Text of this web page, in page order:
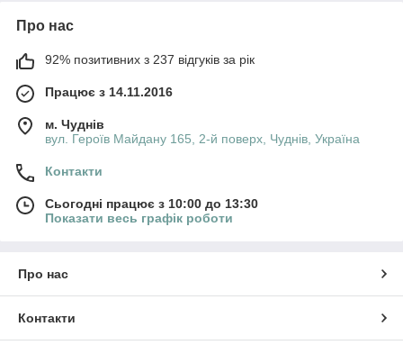
Про нас
92% позитивних з 237 відгуків за рік
Працює з 14.11.2016
м. Чуднів
вул. Героїв Майдану 165, 2-й поверх, Чуднів, Україна
Контакти
Сьогодні працює з 10:00 до 13:30
Показати весь графік роботи
Про нас
Контакти